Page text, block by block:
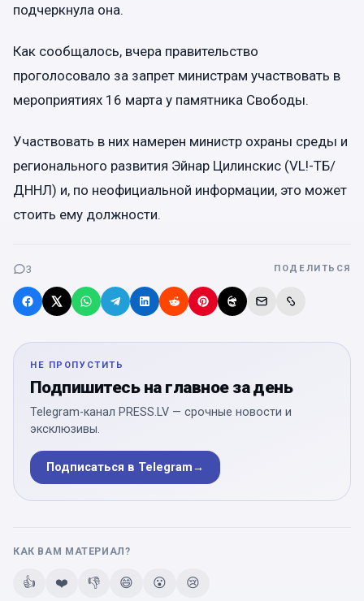
подчеркнула она.
Как сообщалось, вчера правительство
проголосовало за запрет министрам участвовать в
мероприятиях 16 марта у памятника Свободы.
Участвовать в них намерен министр охраны среды и
регионального развития Эйнар Цилинскис (VL!-ТБ/
ДННЛ) и, по неофициальной информации, это может
стоить ему должности.
3 ПОДЕЛИТЬСЯ
НЕ ПРОПУСТИТЬ
Подпишитесь на главное за день
Telegram-канал PRESS.LV — срочные новости и
эксклюзивы.
Подписаться в Telegram→
КАК ВАМ МАТЕРИАЛ?
👍 ❤️ 👎 😄 😮 😢